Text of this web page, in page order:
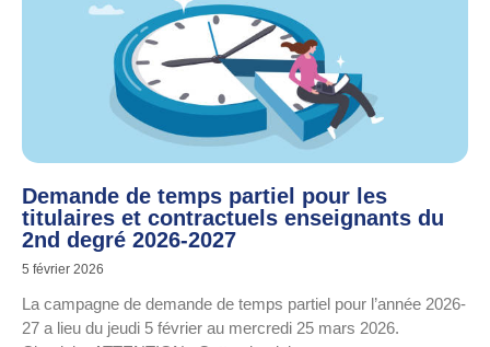
Demande de temps partiel pour les
titulaires et contractuels enseignants du
2nd degré 2026-2027
5 février 2026
La campagne de demande de temps partiel pour l’année 2026-
27 a lieu du jeudi 5 février au mercredi 25 mars 2026.